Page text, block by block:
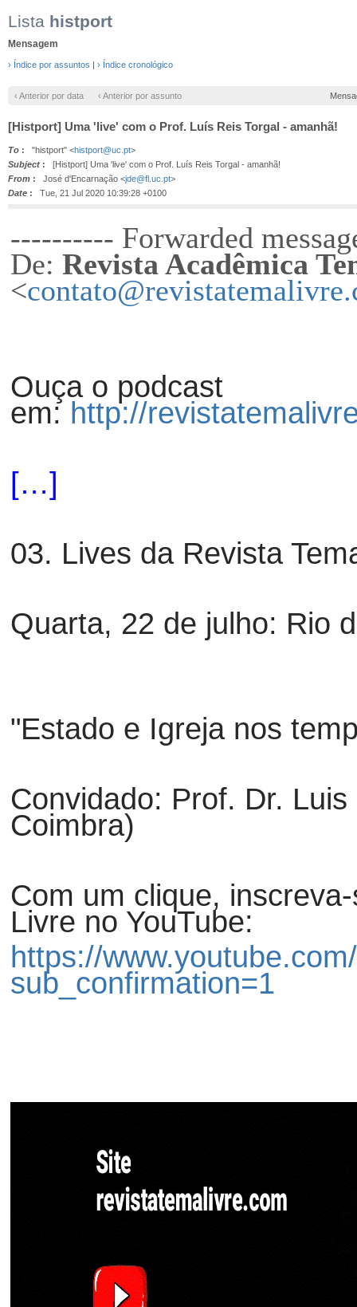
Lista histport
Mensagem
› Índice por assuntos | › Índice cronológico
‹ Anterior por data ‹ Anterior por assunto
[Histport] Uma 'live' com o Prof. Luís Reis Torgal - amanhã!
To : "histport" <histport@uc.pt>
Subject : [Histport] Uma 'live' com o Prof. Luís Reis Torgal - amanhã!
From : José d'Encarnação <jde@fl.uc.pt>
Date : Tue, 21 Jul 2020 10:39:28 +0100
---------- Forwarded
De: Revista Acadêmica
<
Ouça o podcast
em: http://
[…]
03. Lives da Revista
Quarta, 22 de ju lho: Rio
"Estado e Igreja nos
Convidado: Prof. Dr.
Coimbra)
Com um clique,
Livre no YouTube:
https://
sub_confirmation=1